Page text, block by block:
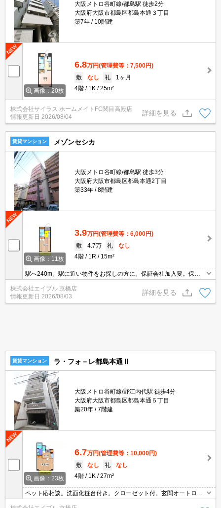
大阪メトロ谷町線/都島駅 徒歩2分
大阪府大阪市都島区都島本通３丁目
築7年
10階建
画像：20枚
6.8万円(管理費等：7,500円)
敷
なし 礼
1ヶ月
4階
1K 25m²
株式会社サイラス ホームメイトFC関目高殿店
情報更新日 2026/08/04
詳細を見る
賃貸マンション メゾンセシカ
大阪メトロ谷町線/都島駅 徒歩3分
大阪府大阪市都島区都島本通2丁目
築33年
8階建
画像：11枚
3.9万円(管理費等：6,000円)
敷
4.7万 礼
なし
4階
1R 15m²
駅へ240m。駅に近い物件をお探しの方に。保証会社加入要。保証
会社要、初回に月総支払額の50%、800円/月。
株式会社エイブル 京橋店
情報更新日 2026/08/03
詳細を見る
賃貸マンション ラ・フォ－レ都島本通Ⅱ
大阪メトロ谷町線/野江内代駅 徒歩4分
大阪府大阪市都島区都島本通５丁目
築20年
7階建
画像：23枚
6.7万円(管理費等：10,000円)
敷
なし 礼
なし
4階
1K 27m²
ペット応相談。洗面化粧台付き。クローゼット付。玄関オートロッ
クなので安心。宅配ボックスあり。浴室乾燥機、室内物干し付きで